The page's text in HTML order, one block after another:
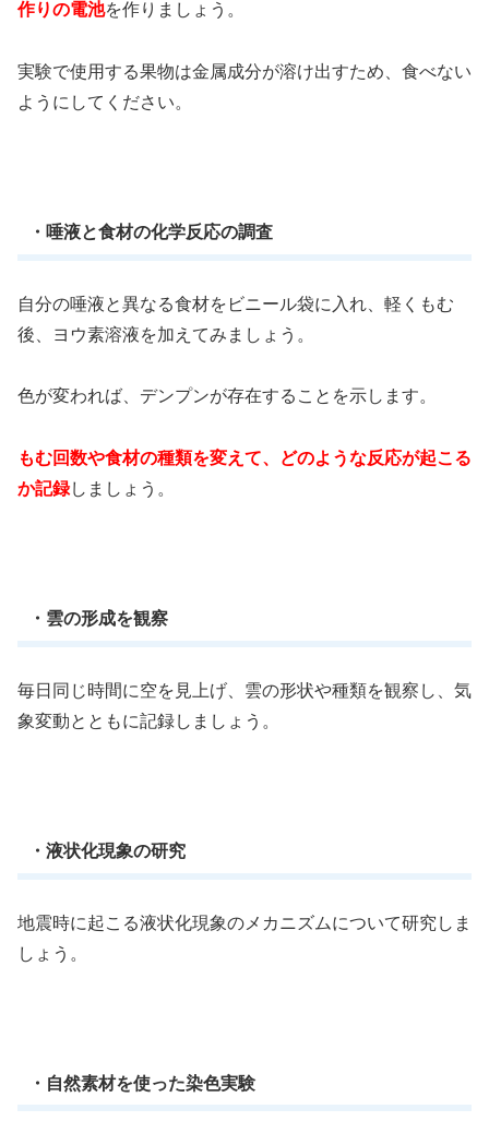
作りの電池を作りましょう。
実験で使用する果物は金属成分が溶け出すため、食べない
ようにしてください。
・唾液と食材の化学反応の調査
自分の唾液と異なる食材をビニール袋に入れ、軽くもむ
後、ヨウ素溶液を加えてみましょう。
色が変われば、デンプンが存在することを示します。
もむ回数や食材の種類を変えて、どのような反応が起こる
か記録しましょう。
・雲の形成を観察
毎日同じ時間に空を見上げ、雲の形状や種類を観察し、気
象変動とともに記録しましょう。
・液状化現象の研究
地震時に起こる液状化現象のメカニズムについて研究しま
しょう。
・自然素材を使った染色実験